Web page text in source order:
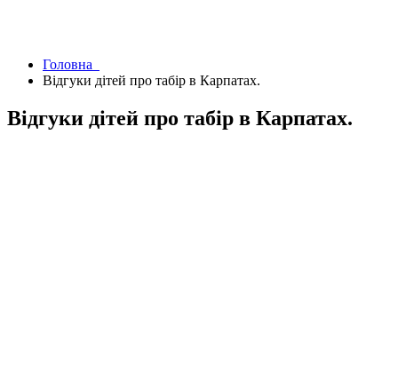
Головна
Відгуки дітей про табір в Карпатах.
Відгуки дітей про табір в Карпатах.